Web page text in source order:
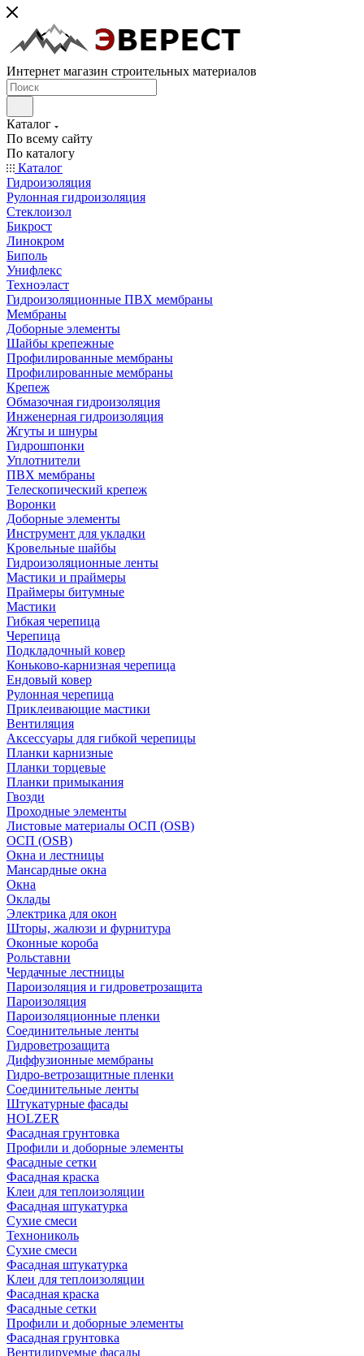
Интернет магазин строительных материалов
Каталог
По всему сайту
По каталогу
Каталог
Гидроизоляция
Рулонная гидроизоляция
Стеклоизол
Бикрост
Линокром
Биполь
Унифлекс
Техноэласт
Гидроизоляционные ПВХ мембраны
Мембраны
Доборные элементы
Шайбы крепежные
Профилированные мембраны
Профилированные мембраны
Крепеж
Обмазочная гидроизоляция
Инженерная гидроизоляция
Жгуты и шнуры
Гидрошпонки
Уплотнители
ПВХ мембраны
Телескопический крепеж
Воронки
Доборные элементы
Инструмент для укладки
Кровельные шайбы
Гидроизоляционные ленты
Мастики и праймеры
Праймеры битумные
Мастики
Гибкая черепица
Черепица
Подкладочный ковер
Коньково-карнизная черепица
Ендовый ковер
Рулонная черепица
Приклеивающие мастики
Вентиляция
Аксессуары для гибкой черепицы
Планки карнизные
Планки торцевые
Планки примыкания
Гвозди
Проходные элементы
Листовые материалы ОСП (OSB)
ОСП (OSB)
Окна и лестницы
Мансардные окна
Окна
Оклады
Электрика для окон
Шторы, жалюзи и фурнитура
Оконные короба
Рольставни
Чердачные лестницы
Пароизоляция и гидроветрозащита
Пароизоляция
Пароизоляционные пленки
Соединительные ленты
Гидроветрозащита
Диффузионные мембраны
Гидро-ветрозащитные пленки
Соединительные ленты
Штукатурные фасады
HOLZER
Фасадная грунтовка
Профили и доборные элементы
Фасадные сетки
Фасадная краска
Клеи для теплоизоляции
Фасадная штукатурка
Сухие смеси
Технониколь
Сухие смеси
Фасадная штукатурка
Клеи для теплоизоляции
Фасадная краска
Фасадные сетки
Профили и доборные элементы
Фасадная грунтовка
Вентилируемые фасады